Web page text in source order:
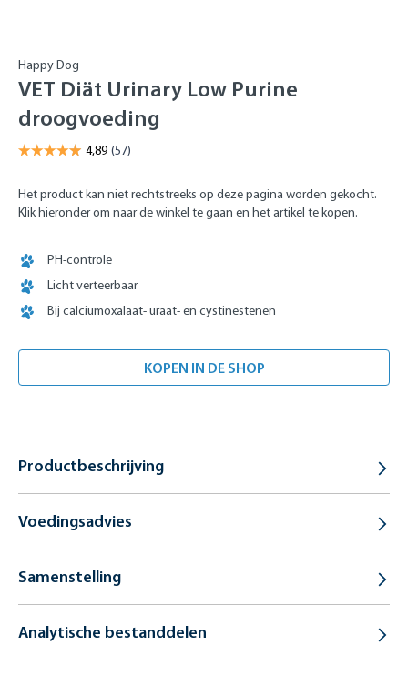
Happy Dog
VET Diät Urinary Low Purine
droogvoeding
Het product kan niet rechtstreeks op deze pagina worden gekocht.
Klik hieronder om naar de winkel te gaan en het artikel te kopen.
PH-controle
Licht verteerbaar
Bij calciumoxalaat- uraat- en cystinestenen
KOPEN IN DE SHOP
Productbeschrijving
Voedingsadvies
Samenstelling
Analytische bestanddelen